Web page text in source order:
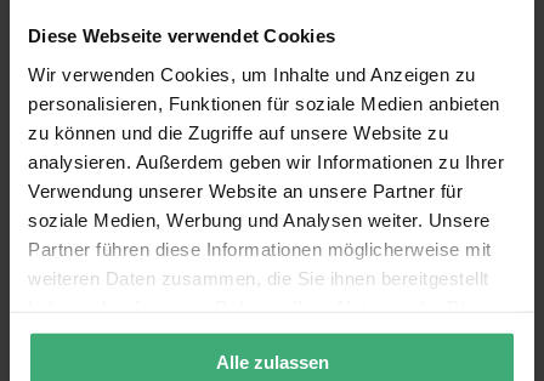
Diese Webseite verwendet Cookies
Wir verwenden Cookies, um Inhalte und Anzeigen zu
personalisieren, Funktionen für soziale Medien anbieten
zu können und die Zugriffe auf unsere Website zu
analysieren. Außerdem geben wir Informationen zu Ihrer
Verwendung unserer Website an unsere Partner für
soziale Medien, Werbung und Analysen weiter. Unsere
Partner führen diese Informationen möglicherweise mit
weiteren Daten zusammen, die Sie ihnen bereitgestellt
gesammelt haben.
Alle zulassen
* Für den Anschluss eines Plattenspielers kann ein zusätzlicher
Vorverstärker
erforderlich sein. Bitte wenden Sie sich an unseren
Kundenservice , wenn Sie es nicht selbst herausfinden können.
EAN Code
8715693333701
Garantie
2 Jahre
Sprache Bedienungsanleitung
Englisch, Niederländisch, Deutsch,
Französisch, Spanisch
Alle Funktionen anzeigen
Manual - Fenton AV550BT 5.1 Channel Home Theatre
Surround Receiver - 103.230(593.83 kB)
Bewertung:
(26)
Bewertung schreiben